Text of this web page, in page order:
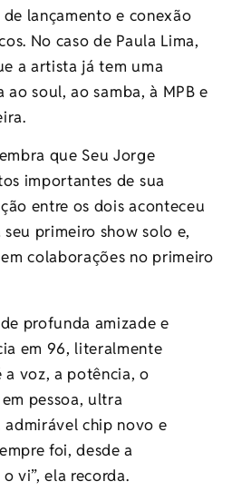
lançamento e conexão
No caso de Paula Lima,
a artista já tem uma
soul, ao samba, à MPB e
que Seu Jorge
importantes de sua
entre os dois aconteceu
primeiro show solo e,
colaborações no primeiro
profunda amizade e
em 96, literalmente
a voz, a potência, o
pessoa, ultra
chip novo e
foi, desde a
vi”, ela recorda.